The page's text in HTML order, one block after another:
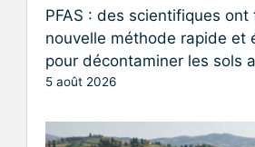
PFAS : des scientifiques ont
nouvelle méthode rapide et
pour décontaminer les sols
5 août 2026